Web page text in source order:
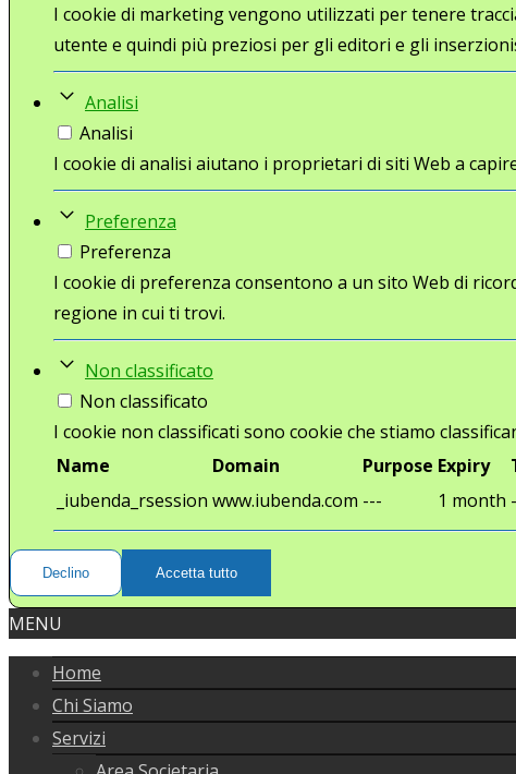
I cookie di marketing vengono utilizzati per tenere
utente e quindi più preziosi per gli editori e gli
Analisi
Analisi
I cookie di analisi aiutano i proprietari di siti Web a
Preferenza
Preferenza
I cookie di preferenza consentono a un sito Web di
regione in cui ti trovi.
Non classificato
Non classificato
I cookie non classificati sono cookie che stiamo
Name
Domain Purpose Expiry
_iubenda_rsession www.iubenda.com --- 1 month
Declino Accetta tutto
MENU
Home
Chi Siamo
Servizi